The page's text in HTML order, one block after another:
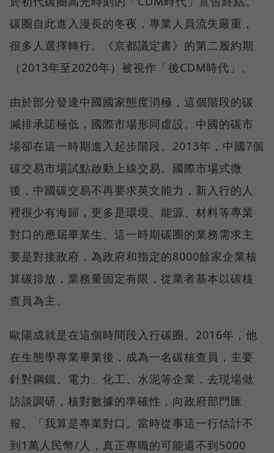
碳圈自此進入漫長的冬夜，專業人員流失嚴重，
很多人選擇轉行。《京都議定書》的第二履約期
（2013年至2020年）被視作「後CDM時代」。
由於部分發達中國國家態度消極，這個階段的碳
減排承諾極低，國際市場形同虛設。中國的碳市
場卻在這一時期進入起步階段。2013年，中國7個
碳交易市場試點啟動上線交易。國際市場式微
後，中國碳交易不再要求英文能力，新入行的人
裡很少有海歸，更多是環境、能源、材料等專業
對口的應屆畢業生。這一時期碳圈的業務需求主
要是對接政府，為政府和指定的8000餘家企業核
算碳排放，業務量固定有限，從業者基本以碳核
查員為主。
歐陽成就是在這個時間段入行碳圈。2016年，他
在生態學專業畢業後，成為一名碳核查員，主要
針對鋼鐵、電力、化工、水泥等企業，去現場做
訪談調研，核對數據的準確性，向政府部門匯
報。「我算是專業對口。當時從事這一行估計不
到1萬人民幣/人，真正專職的可能還不到5000